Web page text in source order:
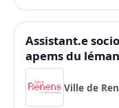
Assistant.e
apems du léman
Ville de